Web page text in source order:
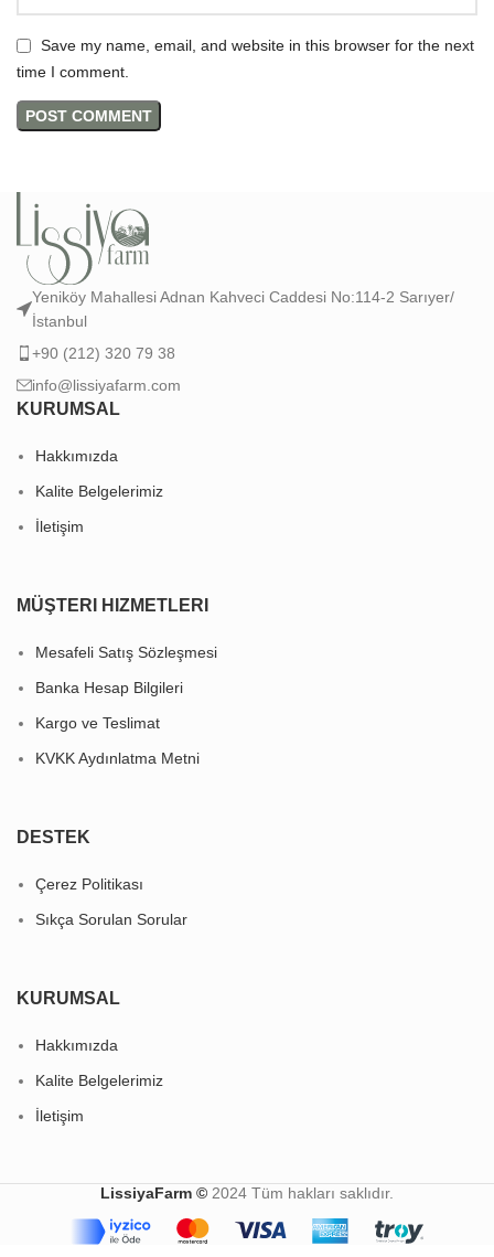
Save my name, email, and website in this browser for the next
time I comment.
Yeniköy Mahallesi Adnan Kahveci Caddesi No:114-2 Sarıyer/
İstanbul
+90 (212) 320 79 38
info@lissiyafarm.com
KURUMSAL
Hakkımızda
Kalite Belgelerimiz
İletişim
MÜŞTERI HIZMETLERI
Mesafeli Satış Sözleşmesi
Banka Hesap Bilgileri
Kargo ve Teslimat
KVKK Aydınlatma Metni
DESTEK
Çerez Politikası
Sıkça Sorulan Sorular
KURUMSAL
Hakkımızda
Kalite Belgelerimiz
İletişim
LissiyaFarm © 2024 Tüm hakları saklıdır.